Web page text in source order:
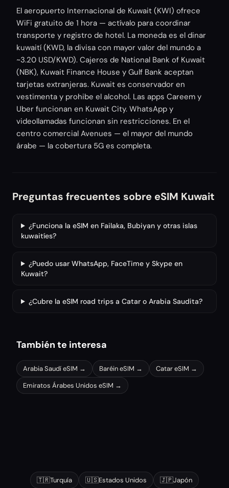
El aeropuerto Internacional de Kuwait (KWI) ofrece
WiFi gratuito de 1 hora — actívalo para coordinar
transporte y registro de hotel. La moneda es el dinar
kuwaití (KWD, la divisa con mayor valor del mundo a
~3.20 USD/KWD). Cajeros de National Bank of Kuwait
(NBK), Kuwait Finance House y Gulf Bank aceptan
tarjetas extranjeras. Kuwait es conservador en
vestimenta y prohibe el alcohol. Las apps Careem y
Uber funcionan en Kuwait City. WhatsApp y
videollamadas funcionan sin restricciones. En el
centro comercial Avenues — el mayor del mundo
árabe — la cobertura 5G es completa.
Preguntas frecuentes sobre eSIM Kuwait
¿Funciona la eSIM en Failaka, Bubiyan y otras islas
kuwaitíes?
¿Puedo usar WhatsApp, FaceTime y Skype en
Kuwait?
¿Cubre la eSIM road trips a Catar o Arabia Saudita?
También te interesa
Arabia SaudíeSIM → BaréineSIM → CatareSIM →
Emiratos Árabes Unidos eSIM →
Otros destinos populares
🇹🇷Turquía 🇺🇸Estados Unidos 🇯🇵Japón